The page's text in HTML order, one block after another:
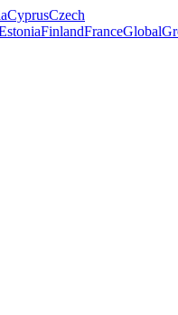
CyprusCzech
FinlandFranceGlobal